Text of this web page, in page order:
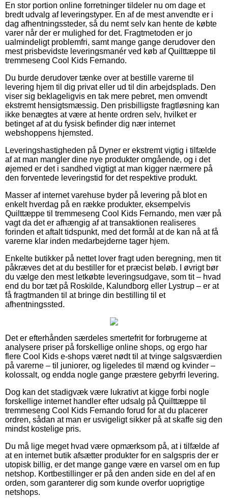
En stor portion online forretninger tildeler nu om dage et
bredt udvalg af leveringstyper. En af de mest anvendte er i
dag afhentningssteder, så du nemt selv kan hente de købte
varer når der er mulighed for det. Fragtmetoden er jo
ualmindeligt problemfri, samt mange gange derudover den
mest prisbevidste leveringsmanér ved køb af Quilttæppe til
tremmeseng Cool Kids Fernando.
Du burde derudover tænke over at bestille varerne til
levering hjem til dig privat eller ud til din arbejdsplads. Den
viser sig beklageligvis en tak mere pebret, men omvendt
ekstremt hensigtsmæssig. Den prisbilligste fragtløsning kan
ikke benægtes at være at hente ordren selv, hvilket er
betinget af at du fysisk befinder dig nær internet
webshoppens hjemsted.
Leveringshastigheden på Dyner er ekstremt vigtig i tilfælde
af at man mangler dine nye produkter omgående, og i det
øjemed er det i sandhed vigtigt at man kigger nærmere på
den forventede leveringstid for det respektive produkt.
Masser af internet varehuse byder på levering på blot en
enkelt hverdag på en række produkter, eksempelvis
Quilttæppe til tremmeseng Cool Kids Fernando, men vær på
vagt da det er afhængig af at transaktionen realiseres
forinden et aftalt tidspunkt, med det formål at de kan nå at få
varerne klar inden medarbejderne tager hjem.
Enkelte butikker på nettet lover fragt uden beregning, men tit
påkræves det at du bestiller for et præcist beløb. I øvrigt bør
du vælge den mest letkøbte leveringsudgave, som tit – hvad
end du bor tæt på Roskilde, Kalundborg eller Lystrup – er at
få fragtmanden til at bringe din bestilling til et
afhentningssted.
Det er efterhånden særdeles smertefrit for forbrugerne at
analysere priser på forskellige online shops, og ergo har
flere Cool Kids e-shops været nødt til at tvinge salgsværdien
på varerne – til juniorer, og ligeledes til mænd og kvinder –
kolossalt, og endda nogle gange præstere gebyrfri levering.
Dog kan det stadigvæk være lukrativt at kigge forbi nogle
forskellige internet handler efter udsalg på Quilttæppe til
tremmeseng Cool Kids Fernando forud for at du placerer
ordren, sådan at man er usvigeligt sikker på at skaffe sig den
mindst kostelige pris.
Du må lige meget hvad være opmærksom på, at i tilfælde af
at en internet butik afsætter produkter for en salgspris der er
utopisk billig, er det mange gange være en varsel om en fup
netshop. Kortbestillinger er på den anden side en del af en
orden, som garanterer dig som kunde overfor uoprigtige
netshops.